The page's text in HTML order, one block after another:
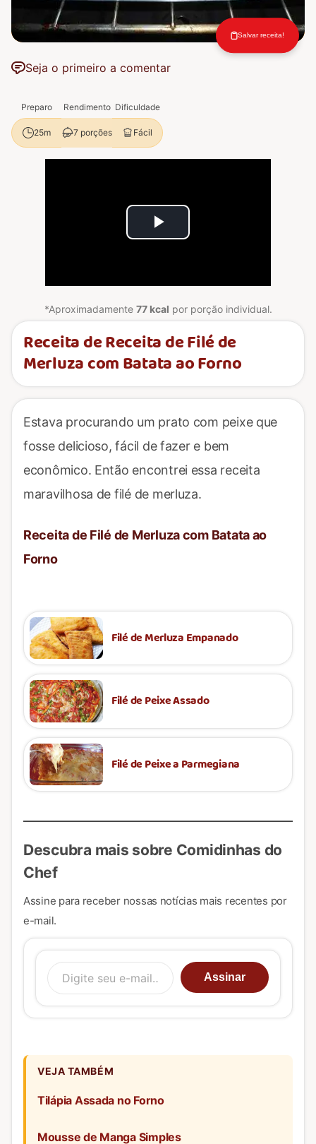
Seja o primeiro a comentar
Salvar receita!
Preparo Rendimento Dificuldade
25m 7 porções Fácil
Play
*Aproximadamente 77 kcal por porção individual.
Receita de Receita de Filé de
Merluza com Batata ao Forno
Estava procurando um prato com peixe que
fosse delicioso, fácil de fazer e bem
econômico. Então encontrei essa receita
maravilhosa de filé de merluza.
Receita de Filé de Merluza com Batata ao
Forno
Filé de Merluza Empanado
Filé de Peixe Assado
Filé de Peixe a Parmegiana
Descubra mais sobre Comidinhas do
Chef
Assine para receber nossas notícias mais recentes por
e-mail.
Digite seu e-mail…
Assinar
VEJA TAMBÉM
Tilápia Assada no Forno
Mousse de Manga Simples